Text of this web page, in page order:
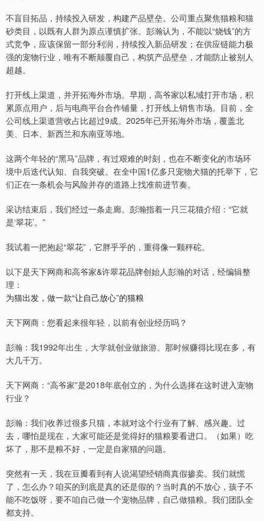
不盲目拓品，持续投入研发，构建产品壁垒。公司重点聚焦猫粮和猫
砂类目，以既有人群为原点谨慎扩张。彭瀚认为，不能以“烧钱”的方
式竞争，应该保留一部分利润，持续投入新品研发；在供应链能力极
强的宠物行业，唯有不断颠覆自己，构筑产品壁垒，才能防止被别人
超越。
打开线上渠道，并开拓海外市场。早期，高爷家以私域打开市场，积
累原点用户，后与电商平台合作铺量，打开线上销售市场。目前，全
公司线上渠道营收占比超过9成。2025年已开拓海外市场，覆盖北
美、日本、新西兰和东南亚等地。
这两个年轻的“黑马”品牌，有过艰难的时刻，也在不断变化的市场环
境中后迭代认知、自我突破。在全中国1亿多只宠物犬猫的托举下，它
们正在一条机会与风险并存的道路上找准前进节奏。
采访结束后，我们经过一条走廊。彭瀚指着一只三花猫介绍：“它就
是‘翠花’。”
我试着一把抱起“翠花”，它胖乎乎的，重得像一颗秤砣。
以下是天下网商和高爷家&许翠花品牌创始人彭瀚的对话，经编辑整
理：
为猫出发，做一款“让自己放心”的猫粮
天下网商：您看起来很年轻，以前有创业经历吗？
彭瀚：我1992年出生，大学就创业做旅游。那时候赚得比现在多，有
大几千万。
天下网商：“高爷家”是2018年底创立的，为什么选择在这时进入宠物
行业？
彭瀚：我们收养过很多只猫，本就对这个行业有了解、感兴趣。过
去，哪怕是现在，大家可能还是觉得好的猫粮要看进口。（如果）吃
坏了，那不是粮不好，一定是自家猫的问题。
突然有一天，我在豆瓣看到有人说渴望经销商真假掺卖。我们就慌
了，怎么办？咱买的到底是真的还是假的？当时真的不放心，孩子不
能不吃饭呀，要不咱自己做一个宠物品牌，自己做猫粮。我们团队全
都支持。